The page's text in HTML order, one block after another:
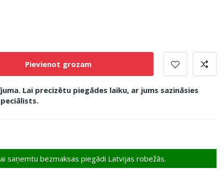
Pievienot grozam
Lai precizētu piegādes laiku, ar jums sazināsies
saņemtu bezmaksas piegādi Latvijas robežās.